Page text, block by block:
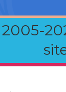
2005-